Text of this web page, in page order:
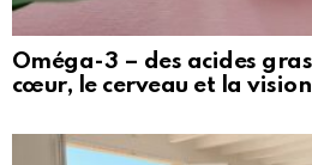
Oméga-3 – des acides
cœur, le cerveau et la vision